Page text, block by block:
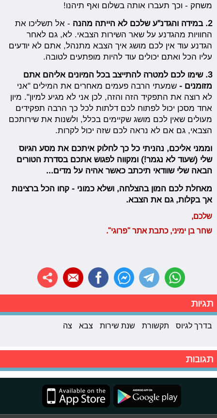
משחק - וכך תעברו אותה בשלום ואף תיהנו!
2. במידה והגדנ"ע שלכם לא הייתה מהנה
- אל תשליכו את
החוויות מהגדנע על שאר השירות הצבאי. לא, גם לאחר
הגדנע עוד אין לכם מושג איך הצבא מתנהל, אתם לא יודעים
עליו הכל ואתם יכולים עוד להיות מופתעים לטובה.
3. שימו לכם למטרה להתייצב בכל המיונים אליהם אתם
מזומנים -שמעתי הרבה פעמים מאחרים את המילים "אני
לא רוצה את התפקיד הזה והזה, לכן אני לא מגיע למיון". מיון
אחד מסכן יכול לפתוח לכם דלתות לכל כך הרבה תפקידים
מעולים שאין לכם מושג שקיימים בכלל, ולשנות את שירותכם
הצבאי, גם אם לא נראה לכם שזה יכול לקרות.
וממני אליכם, נהניתי כל כך לחלוק איתכם את מסע הגיוס
שלי (שעוד לא נגמר!) ומקווה לפגוש אתכם בסדרת הטורים
הבאה שלי שוודאי תיכתב כאשר אהיה על מדים...
מאחלת לכם המון בהצלחה, ושלא כמוני - קחו הכל ברצינות
אך בקלות, גם את הצבא.
שלכם,
שחר בן ימיני, כתבת אתר "פרוגי".
תגיות
בדרך לגיוס תקשורת שנת שירות צבא צה
תגובות